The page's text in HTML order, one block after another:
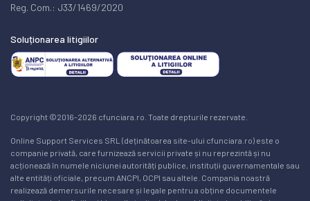
Reg. Com.: J33/1469/2020
Soluționarea litigiilor
Copyright ©2016-2026 cfunciara.ro. Toate drepturile rezervate.
Online Support Services SRL (deținătoarea site-ului cfunciara.ro) este o
companie privată, care furnizează servicii private și nu reprezintă și nu
acționează în numele niciunei autorități publice, instituții guvernamentale sau
alte entități oficiale, precum ANCPI, OCPI sau altele. Compania noastră
realizează demersurile necesare și legale pentru a obține documentele